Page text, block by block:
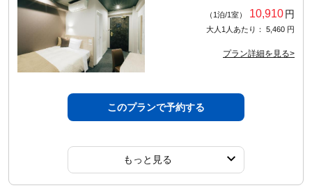
（1泊/1室） 10,910円
大人1人あたり： 5,460 円
プラン詳細を見る>
このプランで予約する
もっと見る